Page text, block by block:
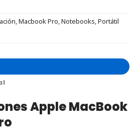
,Macbook Pro,Notebooks,Portátil
Apple MacBook